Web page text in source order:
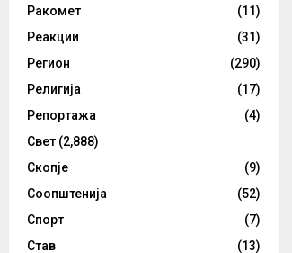
Ракомет
(11)
Реакции
(31)
Регион
(290)
Религија
(17)
Репортажа
(4)
Свет (2,888)
Скопје
(9)
Соопштенија
(52)
Спорт
(7)
Став
(13)